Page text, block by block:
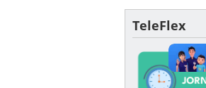
TeleFlex